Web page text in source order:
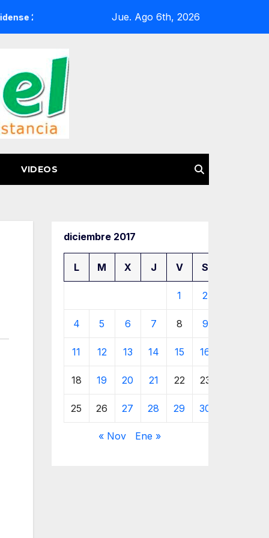
IMSS devuelve la vista a joven con catarata
Jue. Ago 6th, 2026
VIDEOS
diciembre 2017
L M X J V S
1 2
4 5 6 7 8 9
11 12 13 14 15 16
18 19 20 21 22 23
25 26 27 28 29 30
« Nov Ene »